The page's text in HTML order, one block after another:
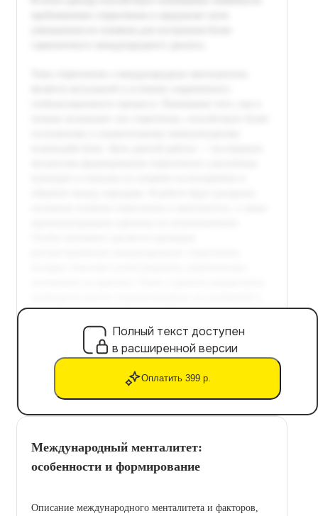
Полный текст доступен
в расширенной версии
Оплатить 399 р.
Международный менталитет:
особенности и формирование
Описание международного менталитета и факторов,